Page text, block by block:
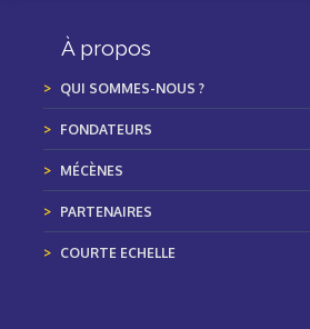
À propos
QUI SOMMES-NOUS ?
FONDATEURS
MÉCÈNES
PARTENAIRES
COURTE ECHELLE